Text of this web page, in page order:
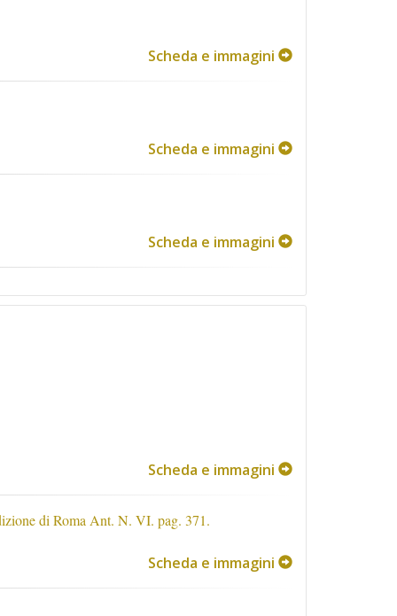
Scheda e immagini
Scheda e immagini
Scheda e immagini
Scheda e immagini
di Roma Ant. N. VI. pag. 371.
Scheda e immagini